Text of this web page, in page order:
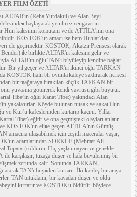
FILM ÖZETİ
ALTAR'ın (Reha Yurdakul) ve Alan Beyi
başlayarak yenilmez cengaverin
Hun kalesinin komutanı ve de ATTİLA'nın ona
KOSTOK'un amacı ise hem Hunlar'dan
ele geçirmektir. KOSTOK, Akatzir Prensesi olarak
Bender) ile birlikte ALTAR'ın kalesine gelir ve
ALTAR'ın oğlu TAN'ı büyüleyip kendine bağlar.
Bir yıl geçer ve ALTAR'ın ikinci oğlu TARKAN
KOSTOK hain bir oyunla kaleye saldırarak herkesi
bir mağaraya bırakılan küçük TARKAN bir
yuvasına götürerek kendi yavrusu gibi büyütür.
Tibet'in oğlu Kanat Tibet) yakındaki Alan
yakalanırlar. Köyde bulunan tutsak ve sakat Hun
Kurt'u kafeslerinden kurtarıp kaçırır. Yıllar
Tibet) eğitir ve ona geçmişteki olayları anlatır.
KOSTOK'un eline geçen ATTİLA'nın Gümüş
amacına ulaşabilmek için çeşitli maceralar yaşar,
adamlarından SORKOF (Mehmet Ali
öldürür. Hiç yaşlanmayan ve genelde
ile karşılaşır, tuzağa düşer ve hala büyülenmiş bir
zorunda kalır. Sonunda TARKAN,
atarak TAN'ı büyüden kurtarır. İki kardeş bir araya
TAN tutuklanır, bir kayadan düşen ve öldü
kurtarır ve KOSTOK'u öldürür; böylece